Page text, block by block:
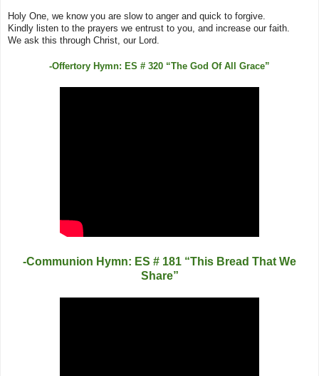
Holy One, we know you are slow to anger and quick to forgive.
Kindly listen to the prayers we entrust to you, and increase our faith.
We ask this through Christ, our Lord.
-Offertory Hymn: ES # 320 “The God Of All Grace”
-Communion Hymn: ES # 181 “This Bread That We
Share”